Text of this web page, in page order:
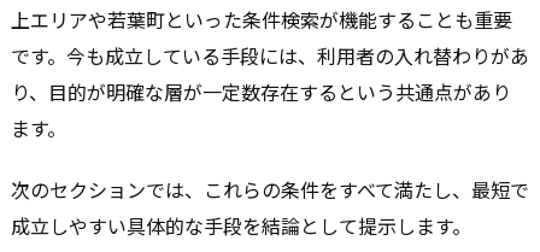
上エリアや若葉町といった条件検索が機能することも重要
です。今も成立している手段には、利用者の入れ替わりがあ
り、目的が明確な層が一定数存在するという共通点があり
ます。
次のセクションでは、これらの条件をすべて満たし、最短で
成立しやすい具体的な手段を結論として提示します。